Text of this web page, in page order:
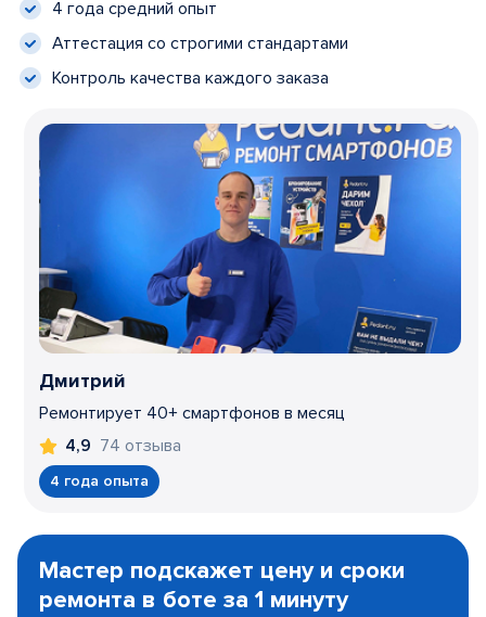
4 года средний опыт
Аттестация со строгими стандартами
Контроль качества каждого заказа
Дмитрий
Ремонтирует 40+ смартфонов в месяц
4,9 74 отзыва
4 года опыта
1
Мастер подскажет цену и сроки
ремонта в боте за 1 минуту